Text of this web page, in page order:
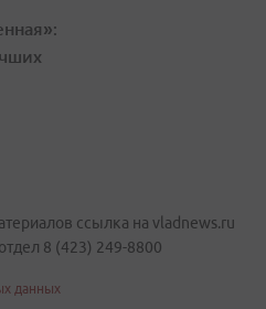
ссылка на vladnews.ru
8 (423) 249-8800
данных